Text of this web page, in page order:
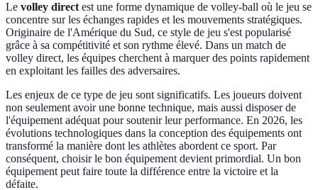
Le volley directest une forme dynamique de volley-ball où le jeu se
concentre sur les échanges rapides et les mouvements stratégiques.
Originaire de l'Amérique du Sud, ce style de jeu s'est popularisé
grâce à sa compétitivité et son rythme élevé. Dans un match de
volley direct, les équipes cherchent à marquer des points rapidement
en exploitant les failles des adversaires.
Les enjeux de ce type de jeu sont significatifs. Les joueurs doivent
non seulement avoir une bonne technique, mais aussi disposer de
l'équipement adéquat pour soutenir leur performance. En 2026, les
évolutions technologiques dans la conception des équipements ont
transformé la manière dont les athlètes abordent ce sport. Par
conséquent, choisir le bon équipement devient primordial. Un bon
équipement peut faire toute la différence entre la victoire et la
défaite.